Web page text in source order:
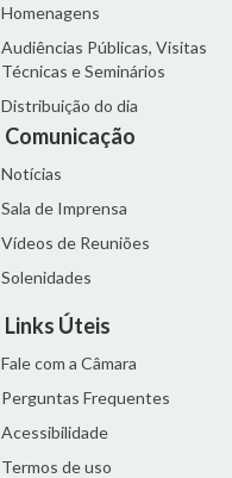
Homenagens
Audiências Públicas, Visitas
Técnicas e Seminários
Distribuição do dia
Comunicação
Notícias
Sala de Imprensa
Vídeos de Reuniões
Solenidades
Links Úteis
Fale com a Câmara
Perguntas Frequentes
Acessibilidade
Termos de uso